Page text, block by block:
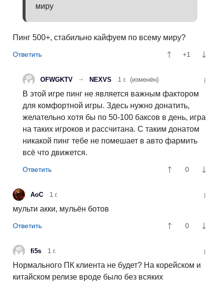
миру
Пинг 500+, стабильно кайфуем по всему миру?
+1
OFWGKTV NEXVS 1 г. (изменён)
В этой игре пинг не является важным фактором
для комфортной игры. Здесь нужно донатить,
желательно хотя бы по 50-100 баксов в день, игра
на таких игроков и рассчитана. С таким донатом
никакой пинг тебе не помешает в авто фармить
всё что движется.
0
АоС 1 г.
мульти акки, мульён ботов
0
fi5s 1 г.
Нормального ПК клиента не будет? На корейском и
китайском релизе вроде было без всяких